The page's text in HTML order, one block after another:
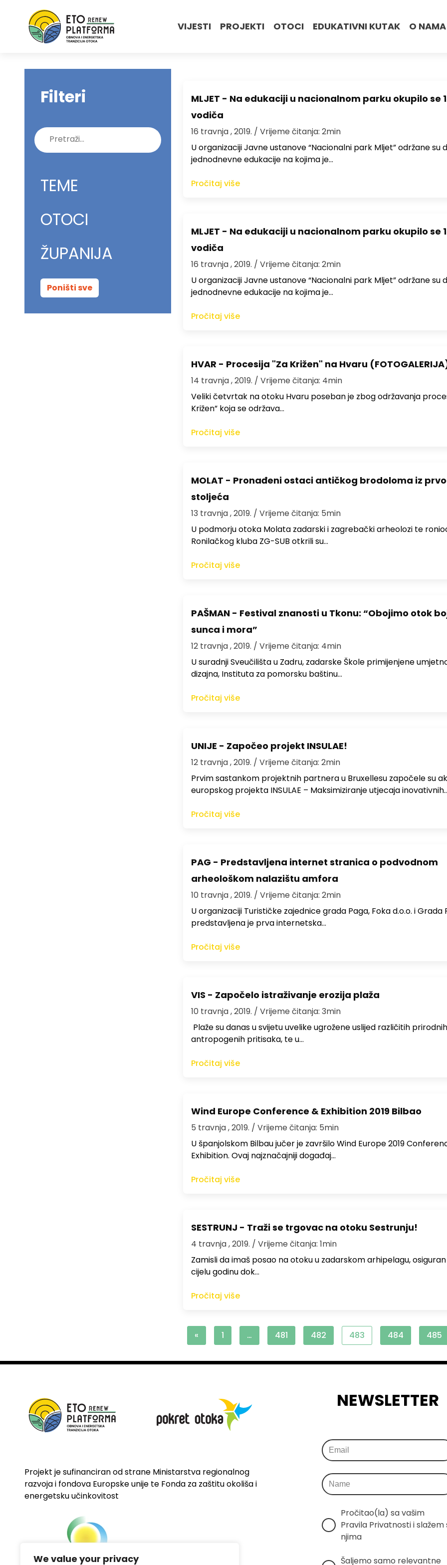
We value your privacy
VIJESTI PROJEKTI OTOCI EDUKATIVNI KUTAK O NAMA
Filteri
Pretraži:
TEME
OTOCI
ŽUPANIJA
Poništi sve
MLJET - Na edukaciji u nacionalnom parku okupilo se
vodiča
16 travnja , 2019. / Vrijeme čitanja: 2min
U organizaciji Javne ustanove “Nacionalni park Mljet” održane su
jednodnevne edukacije na kojima je…
Pročitaj više
MLJET - Na edukaciji u nacionalnom parku okupilo se
vodiča
16 travnja , 2019. / Vrijeme čitanja: 2min
U organizaciji Javne ustanove “Nacionalni park Mljet” održane su
jednodnevne edukacije na kojima je…
Pročitaj više
HVAR - Procesija "Za Križen" na Hvaru
14 travnja , 2019. / Vrijeme čitanja: 4min
Veliki četvrtak na otoku Hvaru poseban je zbog održavanja
Križen” koja se održava…
Pročitaj više
MOLAT - Pronađeni ostaci antičkog brodoloma iz
stoljeća
13 travnja , 2019. / Vrijeme čitanja: 5min
U podmorju otoka Molata zadarski i zagrebački arheolozi te
Ronilačkog kluba ZG-SUB otkrili su…
Pročitaj više
PAŠMAN - Festival znanosti u Tkonu: “Obojimo otok
sunca i mora”
12 travnja , 2019. / Vrijeme čitanja: 4min
U suradnji Sveučilišta u Zadru, zadarske Škole primijenjene
dizajna, Instituta za pomorsku baštinu…
Pročitaj više
UNIJE - Započeo projekt INSULAE!
12 travnja , 2019. / Vrijeme čitanja: 2min
Prvim sastankom projektnih partnera u Bruxellesu započele su
europskog projekta INSULAE – Maksimiziranje utjecaja
Pročitaj više
PAG - Predstavljena internet stranica o podvodnom
arheološkom nalazištu amfora
10 travnja , 2019. / Vrijeme čitanja: 2min
U organizaciji Turističke zajednice grada Paga, Foka d.o.o. i Grada
predstavljena je prva internetska…
Pročitaj više
VIS - Započelo istraživanje erozija plaža
10 travnja , 2019. / Vrijeme čitanja: 3min
Plaže su danas u svijetu uvelike ugrožene uslijed različitih
antropogenih pritisaka, te u…
Pročitaj više
Wind Europe Conference & Exhibition 2019 Bilbao
5 travnja , 2019. / Vrijeme čitanja: 5min
U španjolskom Bilbau jučer je završilo Wind Europe 2019
Exhibition. Ovaj najznačajniji događaj…
Pročitaj više
SESTRUNJ - Traži se trgovac na otoku Sestrunju!
4 travnja , 2019. / Vrijeme čitanja: 1min
Zamisli da imaš posao na otoku u zadarskom arhipelagu,
cijelu godinu dok…
Pročitaj više
« 1 … 481 482 483 484 485
Projekt je sufinanciran od strane Ministarstva regionalnog
razvoja i fondova Europske unije te Fonda za zaštitu okoliša i
energetsku učinkovitost
NEWSLETTER
Pročitao(la) sa vašim
Pravila Privatnosti i slažem
njima
Šaljemo samo relevantne